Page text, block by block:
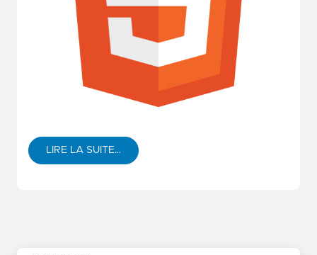
LIRE LA SUITE…